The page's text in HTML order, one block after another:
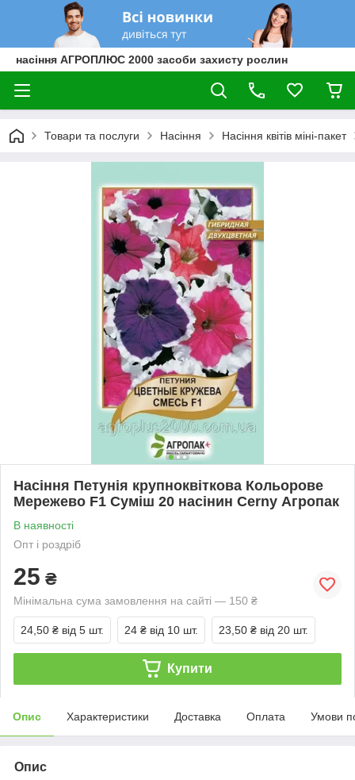
насіння АГРОПЛЮС 2000 засоби захисту рослин
Товари та послуги Насіння Насіння квітів міні-пакет
Насіння Петунія крупноквіткова Кольорове
Мережево F1 Суміш 20 насінин Cerny Агропак
В наявності
Опт і роздріб
25 ₴
Мінімальна сума замовлення на сайті — 150 ₴
24,50 ₴ від 5 шт. 24 ₴ від 10 шт. 23,50 ₴ від 20 шт.
Купити
Опис Характеристики Доставка Оплата Умови
Опис